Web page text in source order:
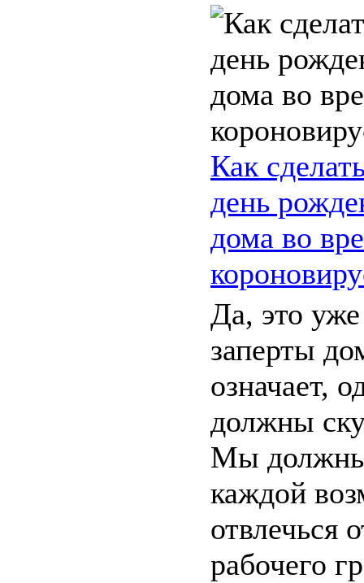
Как
день
дома во
Да, это
заперты
означает,
должны
Мы должны
каждой
отвлечься
рабочего